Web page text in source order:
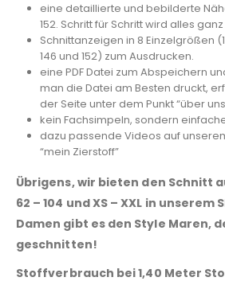
eine detaillierte und bebilderte
152. Schritt für Schritt wird alles
Schnittanzeigen in 8 Einzelgrößen
146 und 152) zum Ausdrucken.
eine PDF Datei zum Abspeichern
man die Datei am Besten druckt,
der Seite unter dem Punkt “über
kein Fachsimpeln, sondern
dazu passende Videos auf
“mein Zierstoff”
Übrigens, wir bieten den Schnitt
62 – 104 und XS – XXL in unserem
Damen gibt es den Style Maren,
geschnitten!
Stoffverbrauch bei 1,40 Meter